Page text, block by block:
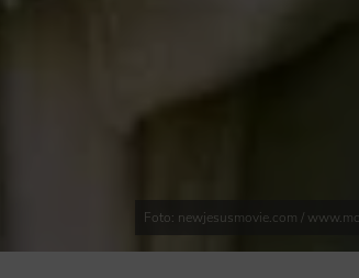
Foto: newjesusmovie.com /